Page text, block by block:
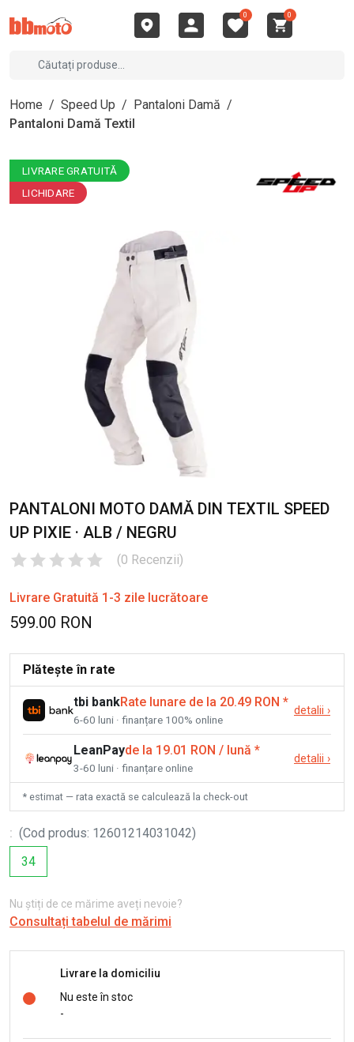
0 0
Home / Speed Up / Pantaloni Damă /
Pantaloni Damă Textil
LIVRARE GRATUITĂ
LICHIDARE
PANTALONI MOTO DAMĂ DIN TEXTIL SPEED
UP PIXIE · ALB / NEGRU
(0 Recenzii)
Livrare Gratuită 1-3 zile lucrătoare
599.00 RON
Plătește în rate
tbi bankRate lunare de la 20.49 RON *
6-60 luni · finanțare 100% online
detalii ›
LeanPayde la 19.01 RON / lună *
3-60 luni · finanțare online
detalii ›
* estimat — rata exactă se calculează la check-out
: (Cod produs: 12601214031042)
34
Nu știți de ce mărime aveți nevoie?
Consultați tabelul de mărimi
Livrare la domiciliu
Nu este în stoc
-